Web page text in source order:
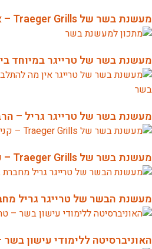
מעשנת בשר של Traeger Grills – אין מה להתלבט!
מעשנת בשר של טרייגר במיוחד
מעשנת בשר של טרייגר גריל –
מעשנת בשר של Traeger Grills – קניה חכמה!
מעשנת הבשר של טרייגר גריל
האוניברסיטה ללימודי עישון בשר